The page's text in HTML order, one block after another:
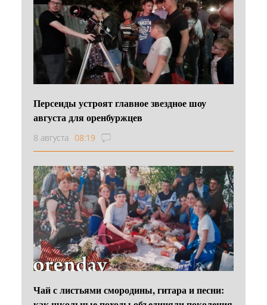
Персеиды устроят главное звездное шоу
августа для оренбуржцев
8 августа 08:19
Чай с листьями смородины, гитара и песни: